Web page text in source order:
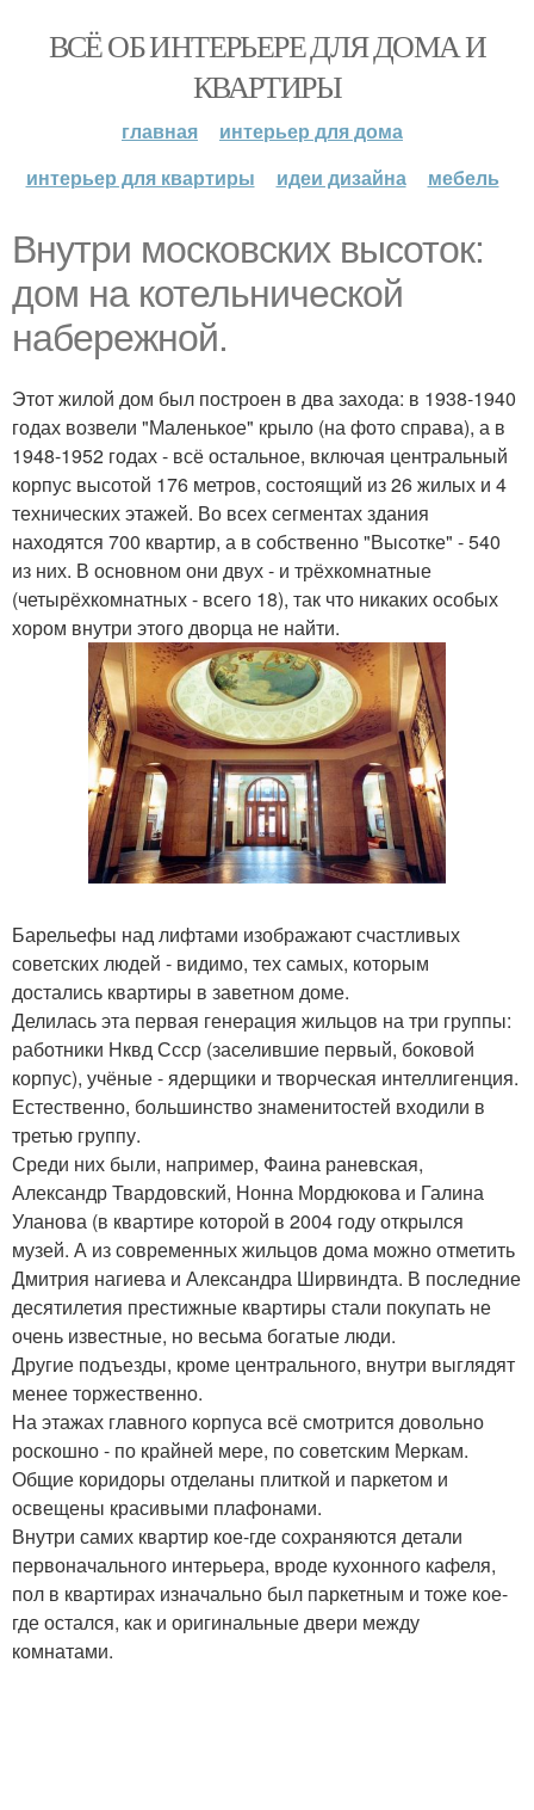
ВСЁ ОБ ИНТЕРЬЕРЕ ДЛЯ ДОМА И
КВАРТИРЫ
главная
интерьер для дома
интерьер для квартиры
идеи дизайна мебель
Внутри московских высоток:
дом на котельнической
набережной.
Этот жилой дом был построен в два захода: в 1938-1940
годах возвели "Маленькое" крыло (на фото справа), а в
1948-1952 годах - всё остальное, включая центральный
корпус высотой 176 метров, состоящий из 26 жилых и 4
технических этажей. Во всех сегментах здания
находятся 700 квартир, а в собственно "Высотке" - 540
из них. В основном они двух - и трёхкомнатные
(четырёхкомнатных - всего 18), так что никаких особых
хором внутри этого дворца не найти.
Барельефы над лифтами изображают счастливых
советских людей - видимо, тех самых, которым
достались квартиры в заветном доме.
Делилась эта первая генерация жильцов на три группы:
работники Нквд Ссср (заселившие первый, боковой
корпус), учёные - ядерщики и творческая интеллигенция.
Естественно, большинство знаменитостей входили в
третью группу.
Среди них были, например, Фаина раневская,
Александр Твардовский, Нонна Мордюкова и Галина
Уланова (в квартире которой в 2004 году открылся
музей. А из современных жильцов дома можно отметить
Дмитрия нагиева и Александра Ширвиндта. В последние
десятилетия престижные квартиры стали покупать не
очень известные, но весьма богатые люди.
Другие подъезды, кроме центрального, внутри выглядят
менее торжественно.
На этажах главного корпуса всё смотрится довольно
роскошно - по крайней мере, по советским Меркам.
Общие коридоры отделаны плиткой и паркетом и
освещены красивыми плафонами.
Внутри самих квартир кое-где сохраняются детали
первоначального интерьера, вроде кухонного кафеля,
пол в квартирах изначально был паркетным и тоже кое-
где остался, как и оригинальные двери между
комнатами.